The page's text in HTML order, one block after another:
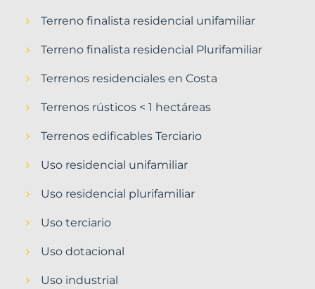
Terreno finalista residencial unifamiliar
Terreno finalista residencial Plurifamiliar
Terrenos residenciales en Costa
Terrenos rústicos < 1 hectáreas
Terrenos edificables Terciario
Uso residencial unifamiliar
Uso residencial plurifamiliar
Uso terciario
Uso dotacional
Uso industrial